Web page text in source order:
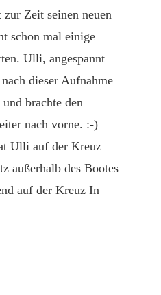
Zeit seinen neuen
schon mal einige
Ulli, angespannt
dieser Aufnahme
brachte den
nach vorne. :-)
Ulli auf der Kreuz
außerhalb des Bootes
auf der Kreuz In